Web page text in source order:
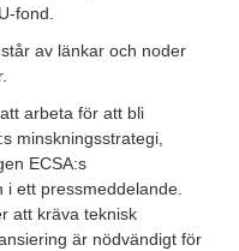
fond.
av länkar och noder
arbeta för att bli
minskningsstrategi,
ECSA:s
ett pressmeddelande.
att kräva teknisk
är nödvändigt för